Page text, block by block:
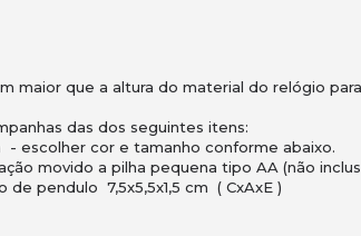
maior que a altura do material do relógio
das dos seguintes itens:
- escolher cor e tamanho conforme abaixo.
movido a pilha pequena tipo AA (não
pendulo 7,5x5,5x1,5 cm ( CxAxE )